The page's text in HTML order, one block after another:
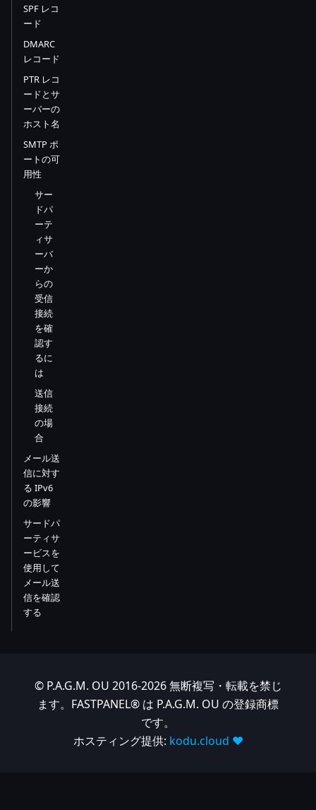
SPF レコ
ード
DMARC
レコード
PTR レコ
ードとサ
ーバーの
ホスト名
SMTP ポ
ートの可
用性
サー
ドパ
ーテ
ィサ
ーバ
ーか
らの
受信
接続
を確
認す
るに
は
送信
接続
の場
合
メール送
信に対す
る IPv6
の影響
サードパ
ーティサ
ービスを
使用して
メール送
信を確認
する
© P.A.G.M. OU 2016-2026 無断複写・転載を禁じ
ます。FASTPANEL® は P.A.G.M. OU の登録商標
です。
ホスティング提供: kodu.cloud ❤️